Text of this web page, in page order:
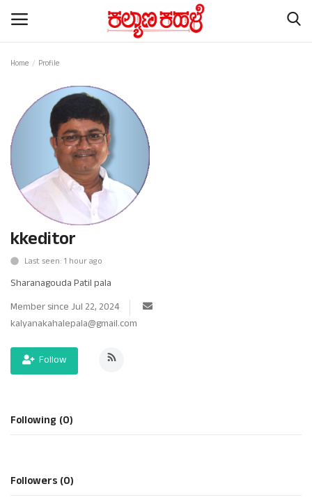
Subscription
Contact
ರಾಷ್ಟ್ರೀಯ ಸುದ್ದಿ
ರಾಜ್ಯ ಸುದ್ದಿ
ಕ್ರೈಂ ಸ್ಟೋರಿ
ರಾಜಕೀಯ
ಸುದ್ದಿ
e-paper (ಇ–ಪೇಪರ್‌)
ಅಂಕಣ
Home Profile
kkeditor
Last seen: 1 hour ago
Sharanagouda Patil pala
Member since Jul 22, 2024
kalyanakahalepala@gmail.com
Follow
Following (0)
Followers (0)